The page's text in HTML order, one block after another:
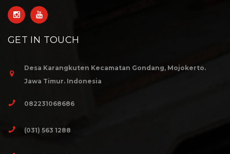
GET IN TOUCH
Desa Karangkuten Kecamatan Gondang, Mojokerto.
Jawa Timur. Indonesia
082231068686
(031) 563 1288